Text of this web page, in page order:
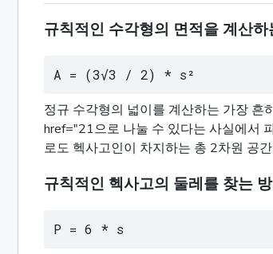
규칙적인 수각형의 면적을 계산하
A = (3√3 / 2) * s²
정규 수각형의 넓이를 계산하는 가장
href="21으로 나눌 수 있다는 사실에서
로도 헥사고인이 차지하는 총 2차원 공
규칙적인 헥사고의 둘레를 찾는
P = 6 * s